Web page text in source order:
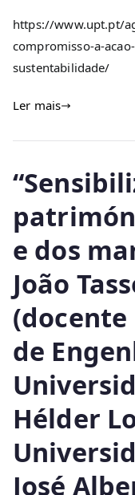
https://www.upt.pt/
compromisso-a-
sustentabilidade/
Ler mais
e dos
João
(docente
de
Hélder
José